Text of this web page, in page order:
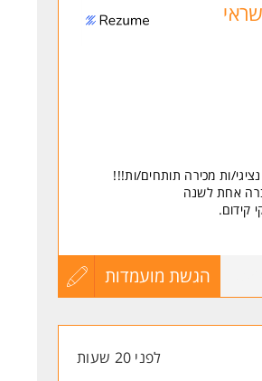
ות מכירה תותחים/ות!!!
אחת לשנה
קידום.
הגשת מועמדות
עדכון
לפני 20 שעות